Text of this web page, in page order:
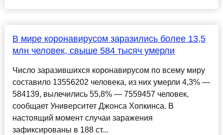
В мире коронавирусом заразились более 13,5
млн человек, свыше 584 тысяч умерли
Число заразившихся коронавирусом по всему миру
составило 13556202 человека, из них умерли 4,3% —
584139, вылечились 55,8% — 7559457 человек,
сообщает Университет Джонса Хопкинса. В
настоящий момент случаи заражения
зафиксированы в 188 ст...